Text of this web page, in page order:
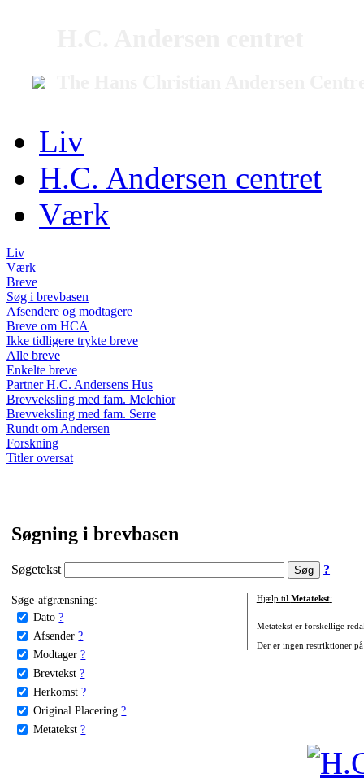
Liv
H.C. Andersen centret
Værk
Liv
Værk
Breve
Søg i brevbasen
Afsendere og modtagere
Breve om HCA
Ikke tidligere trykte breve
Alle breve
Enkelte breve
Partner H.C. Andersens Hus
Brevveksling med fam. Melchior
Brevveksling med fam. Serre
Rundt om Andersen
Forskning
Titler oversat
Søgning i brevbasen
Søgetekst ?
Søge-afgrænsning:
Dato ?
Afsender ?
Modtager ?
Brevtekst ?
Herkomst ?
Original Placering ?
Metatekst ?
Hjælp til Metatekst:
Metatekst er forskellige
Der er ingen restriktioner